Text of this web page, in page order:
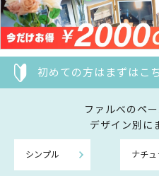
初めての方はまずはこ
ファルべのペ
デザイン別に
シンプル ナチュ